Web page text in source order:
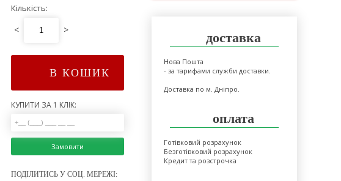
Кількість:
< >
В КОШИК
КУПИТИ ЗА 1 КЛІК:
Замовити
ПОДІЛИТИСЬ У СОЦ. МЕРЕЖІ:
доставка
Нова Пошта
- за тарифами служби доставки.
Доставка по м. Дніпро.
оплата
Готівковий розрахунок
Безготівковий розрахунок
Кредит та розстрочка